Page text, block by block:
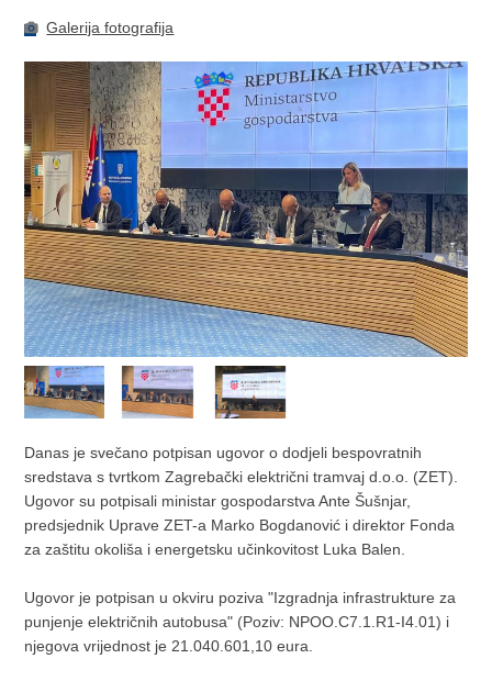
Galerija fotografija
Danas je svečano potpisan ugovor o dodjeli bespovratnih
sredstava s tvrtkom Zagrebački električni tramvaj d.o.o. (ZET).
Ugovor su potpisali ministar gospodarstva Ante Šušnjar,
predsjednik Uprave ZET-a Marko Bogdanović i direktor Fonda
za zaštitu okoliša i energetsku učinkovitost Luka Balen.
Ugovor je potpisan u okviru poziva "Izgradnja infrastrukture za
punjenje električnih autobusa" (Poziv: NPOO.C7.1.R1-I4.01) i
njegova vrijednost je 21.040.601,10 eura.